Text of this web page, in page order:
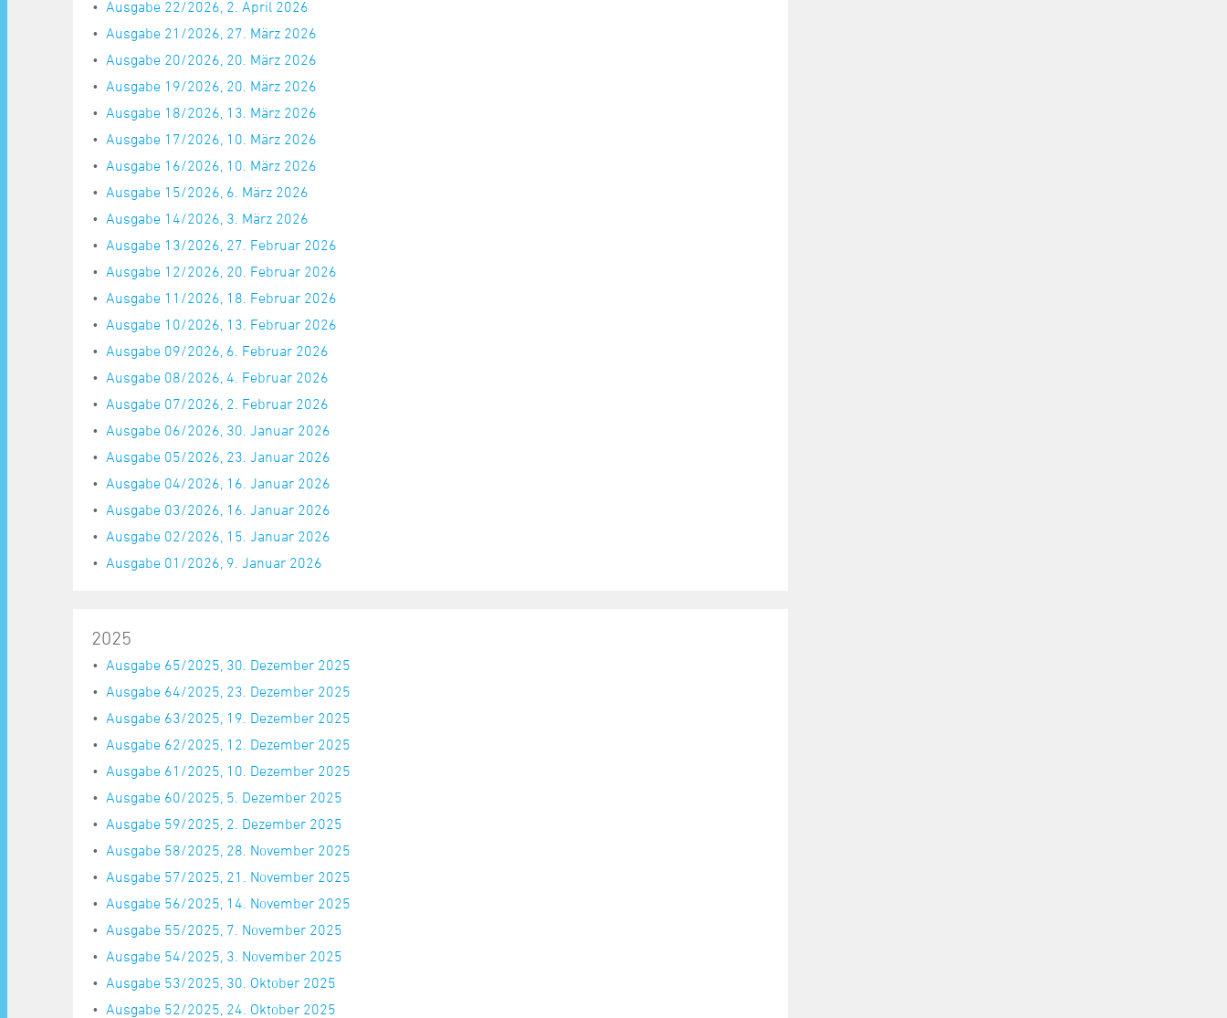
Ausgabe 22/2026, 2. April 2026
Ausgabe 21/2026, 27. März 2026
Ausgabe 20/2026, 20. März 2026
Ausgabe 19/2026, 20. März 2026
Ausgabe 18/2026, 13. März 2026
Ausgabe 17/2026, 10. März 2026
Ausgabe 16/2026, 10. März 2026
Ausgabe 15/2026, 6. März 2026
Ausgabe 14/2026, 3. März 2026
Ausgabe 13/2026, 27. Februar 2026
Ausgabe 12/2026, 20. Februar 2026
Ausgabe 11/2026, 18. Februar 2026
Ausgabe 10/2026, 13. Februar 2026
Ausgabe 09/2026, 6. Februar 2026
Ausgabe 08/2026, 4. Februar 2026
Ausgabe 07/2026, 2. Februar 2026
Ausgabe 06/2026, 30. Januar 2026
Ausgabe 05/2026, 23. Januar 2026
Ausgabe 04/2026, 16. Januar 2026
Ausgabe 03/2026, 16. Januar 2026
Ausgabe 02/2026, 15. Januar 2026
Ausgabe 01/2026, 9. Januar 2026
2025
Ausgabe 65/2025, 30. Dezember 2025
Ausgabe 64/2025, 23. Dezember 2025
Ausgabe 63/2025, 19. Dezember 2025
Ausgabe 62/2025, 12. Dezember 2025
Ausgabe 61/2025, 10. Dezember 2025
Ausgabe 60/2025, 5. Dezember 2025
Ausgabe 59/2025, 2. Dezember 2025
Ausgabe 58/2025, 28. November 2025
Ausgabe 57/2025, 21. November 2025
Ausgabe 56/2025, 14. November 2025
Ausgabe 55/2025, 7. November 2025
Ausgabe 54/2025, 3. November 2025
Ausgabe 53/2025, 30. Oktober 2025
Ausgabe 52/2025, 24. Oktober 2025